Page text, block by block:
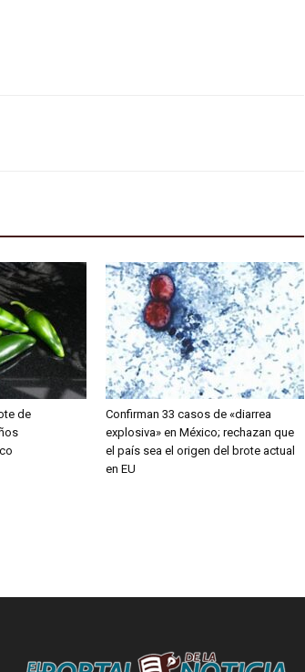
de
Confirman 33 casos de «diarrea
explosiva» en México; rechazan que
el país sea el origen del brote actual
en EU